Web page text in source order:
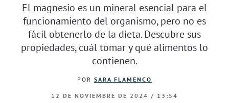
El magnesio es un mineral esencial para el
funcionamiento del organismo, pero no es
fácil obtenerlo de la dieta. Descubre sus
propiedades, cuál tomar y qué alimentos lo
contienen.
POR SARA FLAMENCO
12 DE NOVIEMBRE DE 2024 / 13:54